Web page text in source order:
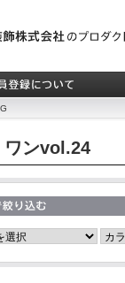
ワンvol.24